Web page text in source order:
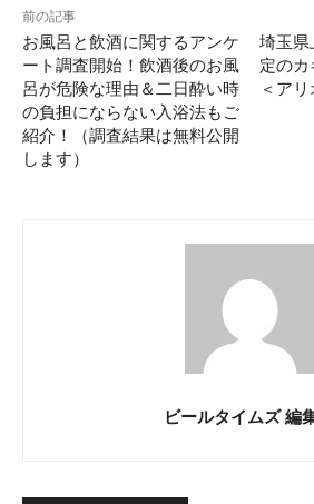
前の記事
お風呂と飲酒に関するアンケ
ート調査開始！飲酒後のお風
呂が危険な理由＆二日酔い時
の負担にならない入浴法もご
紹介！（調査結果は無料公開
します）
埼玉県
定の
＜ア
ビールタイムズ 編